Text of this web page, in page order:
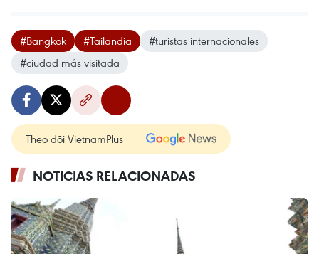
#Bangkok #Tailandia
#turistas internacionales
#ciudad más visitada
Theo dõi VietnamPlus
NOTICIAS RELACIONADAS